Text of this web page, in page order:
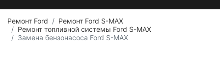
Ремонт Ford
Ремонт Ford S-MAX
Ремонт топливной системы Ford S-MAX
Замена бензонасоса Ford S-MAX